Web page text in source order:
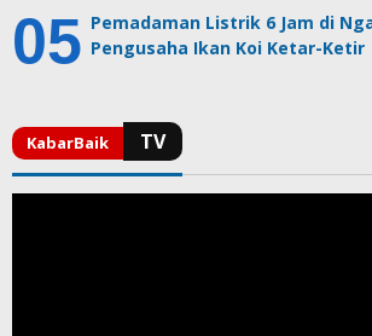
Pemadaman Listrik 6 Jam di
Pengusaha Ikan Koi Ketar-Ketir